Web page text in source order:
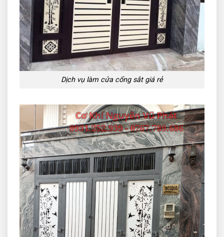
Dịch vụ làm cửa cổng sắt giá rẻ